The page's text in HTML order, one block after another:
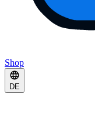
Shop
DE